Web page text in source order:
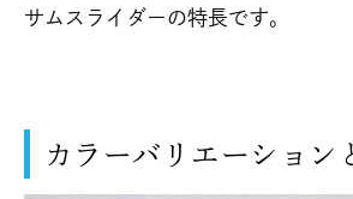
サムスライダーの特長です。
カラーバリエーション